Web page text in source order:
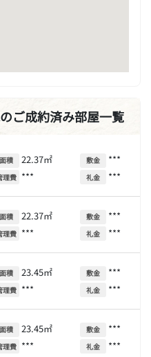
ご成約済み部屋一覧
面積 22.37㎡
理費 ***
敷金 ***
礼金 ***
面積 22.37㎡
理費 ***
敷金 ***
礼金 ***
面積 23.45㎡
理費 ***
敷金 ***
礼金 ***
面積 23.45㎡
理費 ***
敷金 ***
礼金 ***